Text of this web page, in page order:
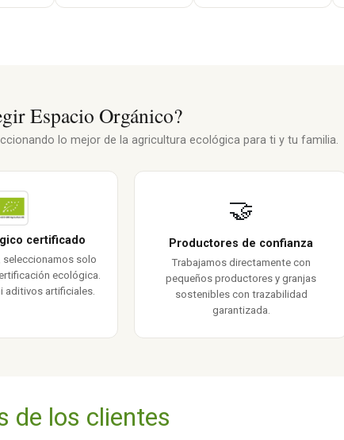
Espacio Orgánico?
lo mejor de la agricultura ecológica para ti y tu familia.
certificado
seleccionamos solo
ecológica.
aditivos artificiales.
🤝
Productores de confianza
Trabajamos directamente con
pequeños productores y granjas
sostenibles con trazabilidad
garantizada.
de los clientes